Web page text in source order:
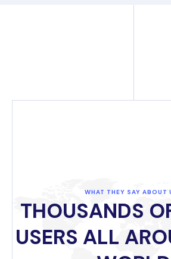
WHAT THEY SAY ABOUT
THOUSANDS
USERS ALL